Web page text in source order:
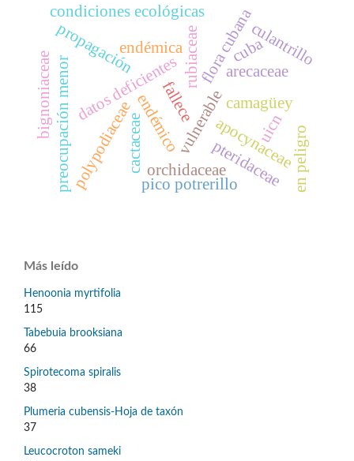
rubiaceae
endémico
flora cubana
vulnerableapocynaceae
datos deficientes arecaceae
endémica
preocupación menor cactaceae
camagüey
propagación culantrillo
pteridaceae
polypodiaceae en peligro
fallece
bignoniaceae
orchidaceae
uicn
pico potrerillo
condiciones ecológicas
cuba
Más leído
Henoonia myrtifolia
115
Tabebuia brooksiana
66
Spirotecoma spiralis
38
Plumeria cubensis-Hoja de taxón
37
Leucocroton sameki